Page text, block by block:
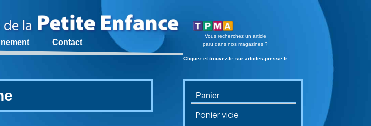
Contact
Vous recherchez un article
paru dans nos magazines ?
Cliquez et trouvez-le sur articles-presse.fr
Panier
Panier vide